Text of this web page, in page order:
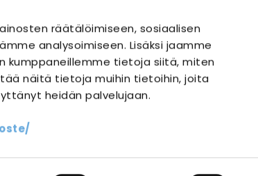
räätälöimiseen, sosiaalisen
analysoimiseen. Lisäksi jaamme
kumppaneillemme tietoja siitä, miten
näitä tietoja muihin tietoihin, joita
heidän palvelujaan.
SÄHKÖSUUNNITTELU